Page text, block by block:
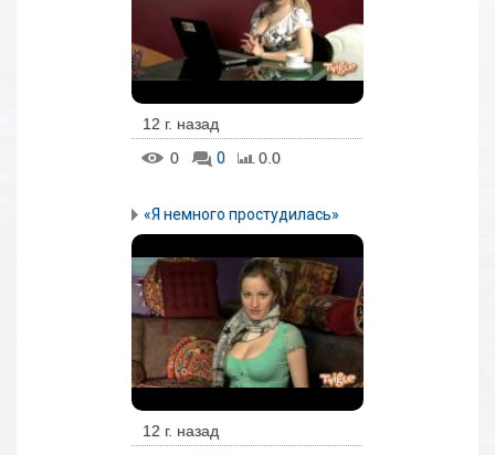
12 г. назад
0
0 0.0
«Я немного простудилась»
12 г. назад